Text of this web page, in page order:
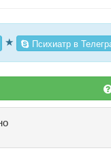
★ Психиатр в